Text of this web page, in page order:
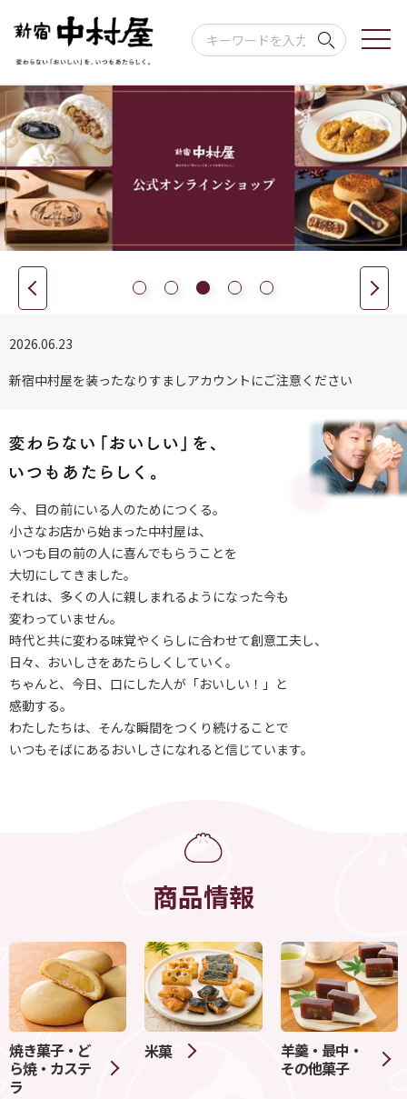
2026.06.23
新宿中村屋を装ったなりすましアカウントにご注意ください
今、目の前にいる人のためにつくる。
小さなお店から始まった中村屋は、
いつも目の前の人に喜んでもらうことを
大切にしてきました。
それは、多くの人に親しまれるようになった今も
変わっていません。
時代と共に変わる味覚やくらしに合わせて創意工夫し、
日々、おいしさをあたらしくしていく。
ちゃんと、今日、口にした人が「おいしい！」と
感動する。
わたしたちは、そんな瞬間をつくり続けることで
いつもそばにあるおいしさになれると信じています。
商品情報
焼き菓子・ど
ら焼・カステ
ラ
米菓
羊羹・最中・
その他菓子